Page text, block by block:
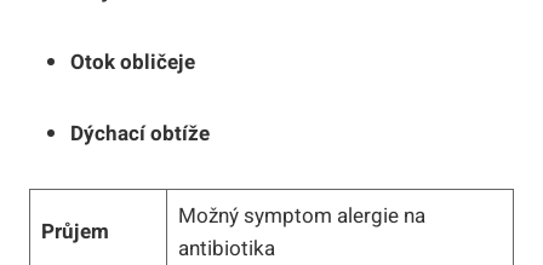
Otok obličeje
Dýchací ‍obtíže
Průjem
Možný symptom alergie ​na
antibiotika